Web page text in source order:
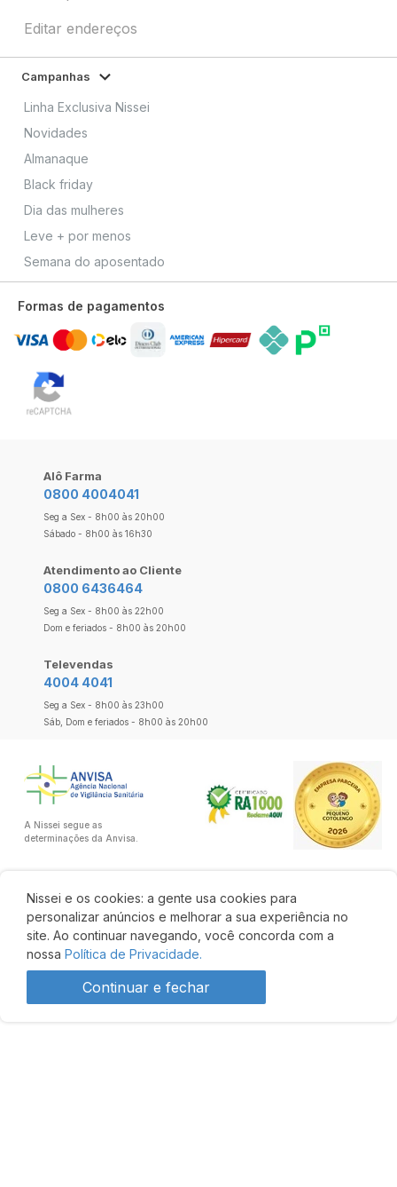
R$ 92,07
Nissei e os cookies: a gente usa cookies para
personalizar anúncios e melhorar a sua experiência no
site. Ao continuar navegando, você concorda com a
nossa Política de Privacidade.
Continuar e fechar
Editar endereços
Campanhas
Linha Exclusiva Nissei
Novidades
Almanaque
Black friday
Dia das mulheres
Leve + por menos
Semana do aposentado
Formas de pagamentos
Alô Farma
0800 4004041
Seg a Sex - 8h00 às 20h00
Sábado - 8h00 às 16h30
Atendimento ao Cliente
0800 6436464
Seg a Sex - 8h00 às 22h00
Dom e feriados - 8h00 às 20h00
Televendas
4004 4041
Seg a Sex - 8h00 às 23h00
Sáb, Dom e feriados - 8h00 às 20h00
A Nissei segue as
determinações da Anvisa.